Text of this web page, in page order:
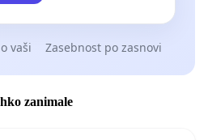
vaši Zasebnost po zasnovi
zanimale